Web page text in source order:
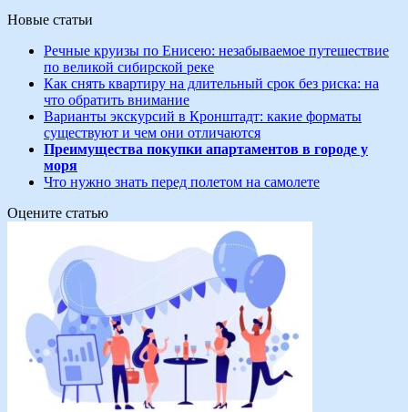
Новые статьи
Речные круизы по Енисею: незабываемое путешествие
по великой сибирской реке
Как снять квартиру на длительный срок без риска: на
что обратить внимание
Варианты экскурсий в Кронштадт: какие форматы
существуют и чем они отличаются
Преимущества покупки апартаментов в городе у
моря
Что нужно знать перед полетом на самолете
Оцените статью